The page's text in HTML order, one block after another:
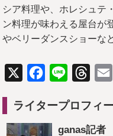
シア料理や、ホレシュテ
ン料理が味わえる屋台が
やベリーダンスショーな
X Facebook
Line
ライタープロフィ
ganas記者